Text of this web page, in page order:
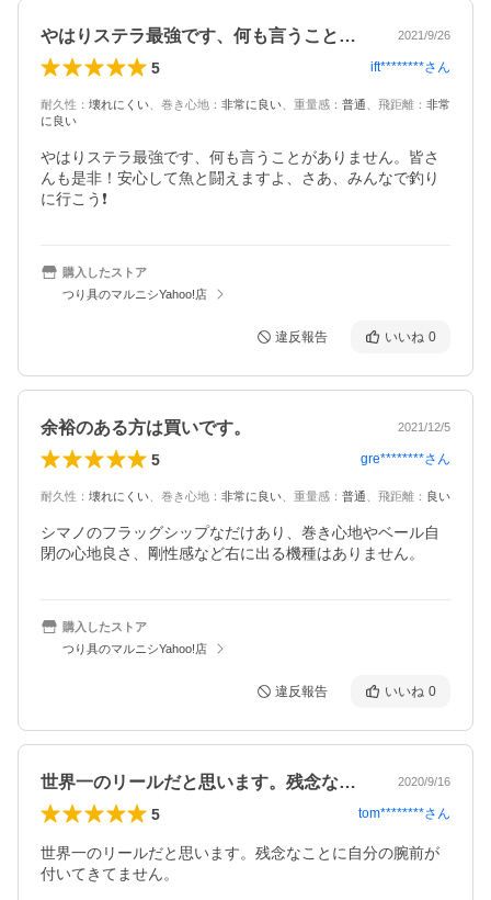
やはりステラ最強です、何も言うことがあ… 2021/9/26
5 ift********さん
耐久性 ： 壊れにくい 巻き心地 ： 非常に良い 重量感 ： 普通 飛距離 ： 非常
に良い
やはりステラ最強です、何も言うことがありません。皆さ
んも是非！安心して魚と闘えますよ、さあ、みんなで釣り
に行こう❗
購入したストア
つり具のマルニシYahoo!店
違反報告 いいね 0
余裕のある方は買いです。 2021/12/5
5 gre********さん
耐久性 ： 壊れにくい 巻き心地 ： 非常に良い 重量感 ： 普通 飛距離 ： 良い
シマノのフラッグシップなだけあり、巻き心地やベール自
閉の心地良さ、剛性感など右に出る機種はありません。
購入したストア
つり具のマルニシYahoo!店
違反報告 いいね 0
世界一のリールだと思います。残念なこと… 2020/9/16
5 tom********さん
世界一のリールだと思います。残念なことに自分の腕前が
付いてきてません。